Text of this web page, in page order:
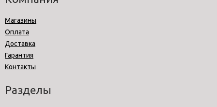
Магазины
Оплата
Доставка
Гарантия
Контакты
Разделы